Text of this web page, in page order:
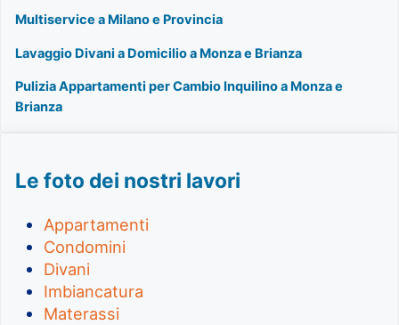
Multiservice a Milano e Provincia
Lavaggio Divani a Domicilio a Monza e Brianza
Pulizia Appartamenti per Cambio Inquilino a Monza e
Brianza
Le foto dei nostri lavori
Appartamenti
Condomini
Divani
Imbiancatura
Materassi